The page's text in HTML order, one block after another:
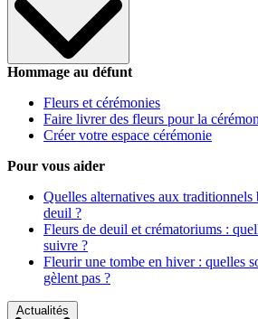
Hommage au défunt
Fleurs et cérémonies
Faire livrer des fleurs pour la
Créer votre espace cérémonie
Pour vous aider
Quelles alternatives aux traditionnels
deuil ?
Fleurs de deuil et crématoriums :
suivre ?
Fleurir une tombe en hiver : quelles
gèlent pas ?
Actualités